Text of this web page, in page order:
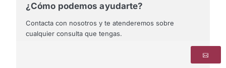
¿Cómo podemos ayudarte?
Contacta con nosotros y te atenderemos sobre
cualquier consulta que tengas.